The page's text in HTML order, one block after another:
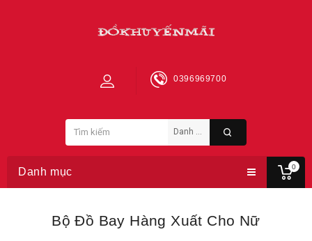
0
0396969700
Danh mục
Bộ Đồ Bay Hàng Xuất Cho Nữ